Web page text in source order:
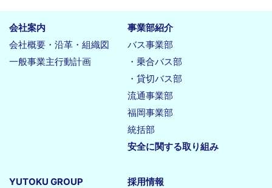
会社案内
会社概要・沿革・組織図
一般事業主行動計画
事業部紹介
バス事業部
・乗合バス部
・貸切バス部
流通事業部
福岡事業部
統括部
安全に関する取り組み
YUTOKU GROUP
採用情報